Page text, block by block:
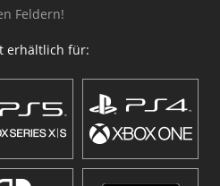
Feldern!
erhältlich für: